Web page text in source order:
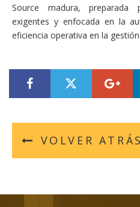
Source madura, preparada
exigentes y enfocada en la
eficiencia operativa en la
VOLVER ATRÁS